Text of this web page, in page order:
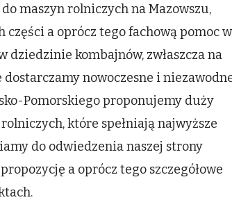
maszyn rolniczych na Mazowszu,
a oprócz tego fachową pomoc
dziedzinie kombajnów, zwłaszcza na
nowoczesne i
Pomorskiego proponujemy duży
które spełniają najwyższe
do odwiedzenia naszej strony
a oprócz tego szczegółowe